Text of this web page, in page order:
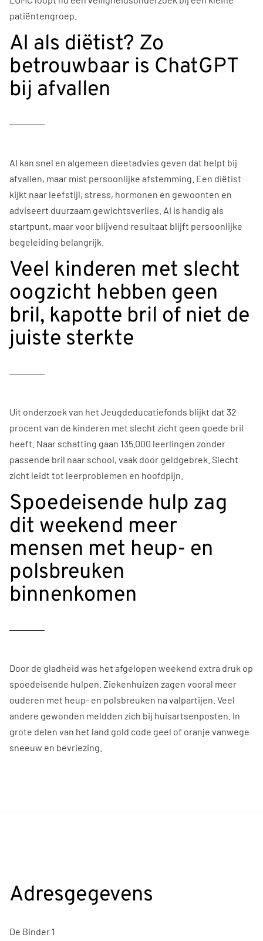
patiëntengroep.
AI als diëtist? Zo
betrouwbaar is ChatGPT
bij afvallen
AI kan snel en algemeen dieetadvies geven dat helpt bij
afvallen, maar mist persoonlijke afstemming. Een diëtist
kijkt naar leefstijl, stress, hormonen en gewoonten en
adviseert duurzaam gewichtsverlies. AI is handig als
startpunt, maar voor blijvend resultaat blijft persoonlijke
begeleiding belangrijk.
Veel kinderen met slecht
oogzicht hebben geen
bril, kapotte bril of niet de
juiste sterkte
Uit onderzoek van het Jeugdeducatiefonds blijkt dat 32
procent van de kinderen met slecht zicht geen goede bril
heeft. Naar schatting gaan 135.000 leerlingen zonder
passende bril naar school, vaak door geldgebrek. Slecht
zicht leidt tot leerproblemen en hoofdpijn.
Spoedeisende hulp zag
dit weekend meer
mensen met heup- en
polsbreuken
binnenkomen
Door de gladheid was het afgelopen weekend extra druk op
spoedeisende hulpen. Ziekenhuizen zagen vooral meer
ouderen met heup- en polsbreuken na valpartijen. Veel
andere gewonden meldden zich bij huisartsenposten. In
grote delen van het land gold code geel of oranje vanwege
sneeuw en bevriezing.
Adresgegevens
De Binder 1